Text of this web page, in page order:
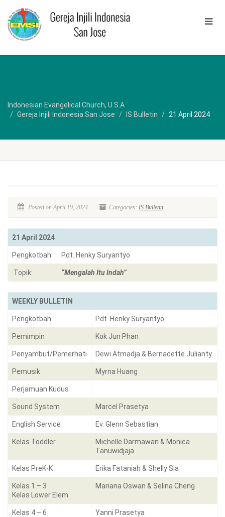
Indonesian Evangelical Church, U.S.A
Gereja Injili Indonesia San Jose
IS Bulletin 21 April 2024
Posted on April 19, 2024 Categories: IS Bulletin
21 April 2024
Pengkotbah: Pdt. Henky Suryantyo
Topik: “Mengalah Itu Indah”
WEEKLY BULLETIN
Pengkotbah Pdt. Henky Suryantyo
Pemimpin Kok Jun Phan
Penyambut/Pemerhati Dewi Atmadja & Bernadette Julianty
Pemusik Myrna Huang
Perjamuan Kudus
Sound System Marcel Prasetya
English Service Ev. Glenn Sebastian
Kelas Toddler
Michelle Darmawan & Monica
Tanuwidjaja
Kelas PreK-K Erika Fataniah & Shelly Sia
Kelas 1 – 3
Kelas Lower Elem.
Mariana Oswan & Selina Cheng
Kelas 4 – 6
Yanni Prasetya